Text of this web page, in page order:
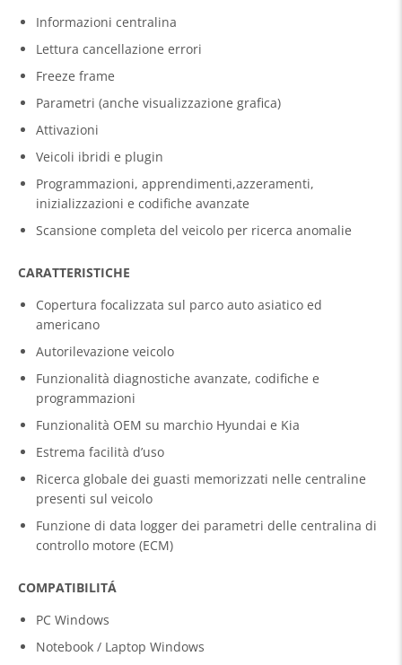
Informazioni centralina
Lettura cancellazione errori
Freeze frame
Parametri (anche visualizzazione grafica)
Attivazioni
Veicoli ibridi e plugin
Programmazioni, apprendimenti,azzeramenti,
inizializzazioni e codifiche avanzate
Scansione completa del veicolo per ricerca anomalie
CARATTERISTICHE
Copertura focalizzata sul parco auto asiatico ed
americano
Autorilevazione veicolo
Funzionalità diagnostiche avanzate, codifiche e
programmazioni
Funzionalità OEM su marchio Hyundai e Kia
Estrema facilità d’uso
Ricerca globale dei guasti memorizzati nelle centraline
presenti sul veicolo
Funzione di data logger dei parametri delle centralina di
controllo motore (ECM)
COMPATIBILITÁ
PC Windows
Notebook / Laptop Windows